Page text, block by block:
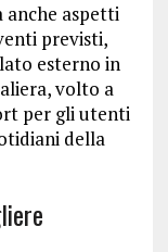
anche aspetti
previsti,
esterno in
volto a
per gli utenti
della